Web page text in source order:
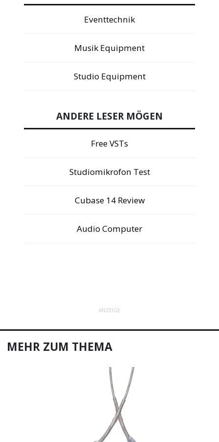
Eventtechnik
Musik Equipment
Studio Equipment
ANDERE LESER MÖGEN
Free VSTs
Studiomikrofon Test
Cubase 14 Review
Audio Computer
ANZEIGE
MEHR ZUM THEMA